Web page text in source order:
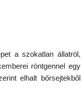
a szokatlan állatról,
röntgennel egy
elhalt bőrsejtekből